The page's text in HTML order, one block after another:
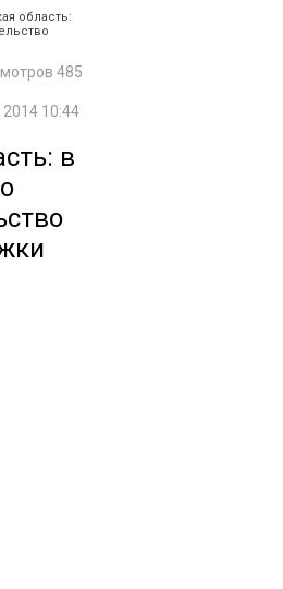
область:
485
10:44
в